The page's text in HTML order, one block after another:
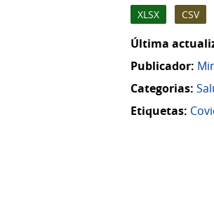
XLSX CSV
Última
Publicador:
Categorias:
Etiquetas: